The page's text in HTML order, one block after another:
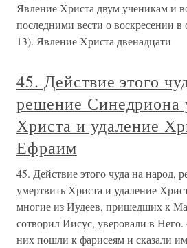
Явление Христа двум ученикам и
последними вести о воскресении
13). Явление Христа двенадцати
45. Действие этого
решение Синедриона
Христа и удаление
Ефраим
45. Действие этого чуда на народ,
умертвить Христа и удаление
многие из Иудеев, пришедших к
сотворил Иисус, уверовали в
них пошли к фарисеям и сказали